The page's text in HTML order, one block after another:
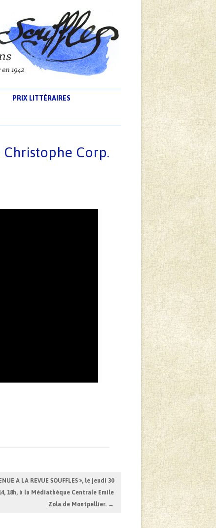
PRIX LITTÉRAIRES
Christophe Corp.
A LA REVUE SOUFFLES », le jeudi 30
18h, à la Médiathèque Centrale Emile
Zola de Montpellier. →